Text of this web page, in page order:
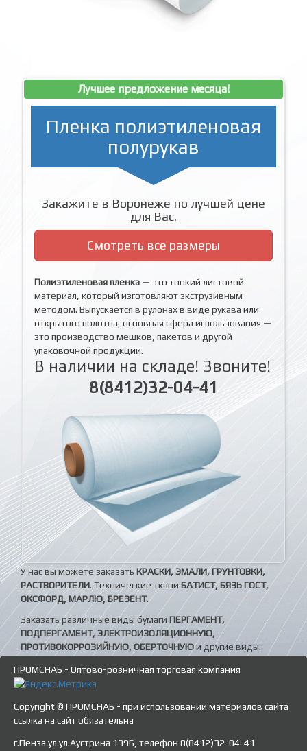
Лучшее предложение месяца!
Пленка полиэтиленовая
полурукав
Закажите в Воронеже по лучшей цене
для Вас.
Смотреть все размеры
Полиэтиленовая пленка — это тонкий листовой
материал, который изготовляют экструзивным
методом. Выпускается в рулонах в виде рукава или
открытого полотна, основная сфера использования —
это производство мешков, пакетов и другой
упаковочной продукции.
В наличии на складе! Звоните!
8(8412)32-04-41
У нас вы можете заказатьКРАСКИ, ЭМАЛИ, ГРУНТОВКИ,
РАСТВОРИТЕЛИ. Технические тканиБАТИСТ, БЯЗЬ ГОСТ,
ОКСФОРД, МАРЛЮ, БРЕЗЕНТ.
Заказать различные виды бумаги ПЕРГАМЕНТ,
ПОДПЕРГАМЕНТ, ЭЛЕКТРОИЗОЛЯЦИОННУЮ,
ПРОТИВОКОРРОЗИЙНУЮ, ОБЕРТОЧНУЮи другие виды.
ПРОМСНАБ - Оптово-розничная торговая компания
Copyright © ПРОМСНАБ - при использовании материалов сайта
ссылка на сайт обязательна
г.Пенза ул.ул.Аустрина 139Б, телефон 8(8412)32-04-41